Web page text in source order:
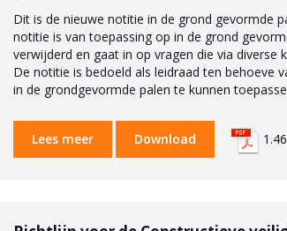
Dit is de nieuwe notitie in de grond gevormde
notitie is van toepassing op in de grond
verwijderd en gaat in op vragen die via diverse
De notitie is bedoeld als leidraad ten behoeve
in de grondgevormde palen te kunnen
Lees meer Download